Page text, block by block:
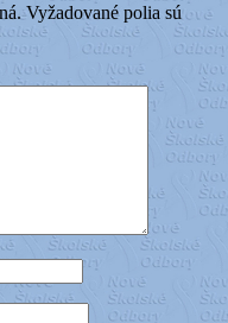
Vyžadované polia sú